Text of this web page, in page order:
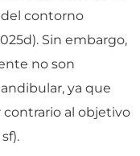
contorno
Sin embargo,
no son
ya que
contrario al objetivo